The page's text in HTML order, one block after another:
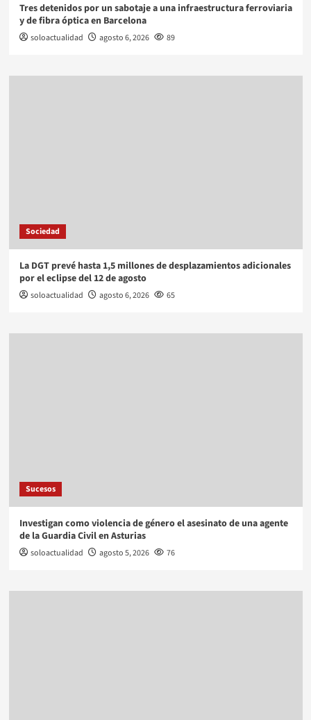
Tres detenidos por un sabotaje a una infraestructura ferroviaria
y de fibra óptica en Barcelona
soloactualidad agosto 6, 2026 89
Sociedad
La DGT prevé hasta 1,5 millones de desplazamientos adicionales
por el eclipse del 12 de agosto
soloactualidad agosto 6, 2026 65
Sucesos
Investigan como violencia de género el asesinato de una agente
de la Guardia Civil en Asturias
soloactualidad agosto 5, 2026 76